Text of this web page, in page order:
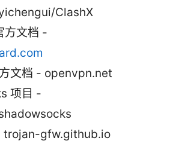
ClashX
方文档 -
文档 - openvpn.net
项目 -
trojan-gfw.github.io